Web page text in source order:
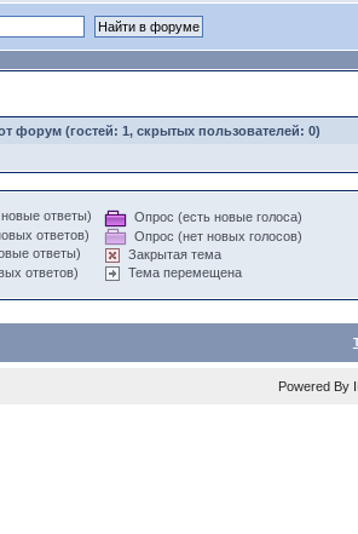
форум (гостей: 1, скрытых пользователей: 0)
ответы)
ответов)
ответы)
ответов)
Опрос (есть новые голоса)
Опрос (нет новых голосов)
Закрытая тема
Тема перемещена
Powered By